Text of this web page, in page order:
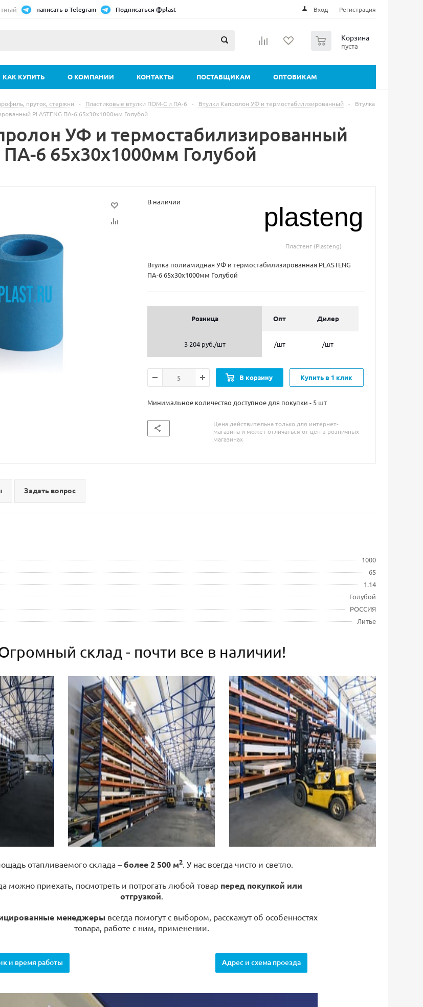
написать в Telegram Подписаться @plast Вход Регистрация
Корзина
пуста
КАК КУПИТЬ О КОМПАНИИ КОНТАКТЫ ПОСТАВЩИКАМ ОПТОВИКАМ
пруток, стержни - Пластиковые втулки ПОМ-С и ПА-6 - Втулки Капролон УФ и термостабилизированный -
Втулка
PLASTENG ПА-6 65х30х1000мм Голубой
УФ и термостабилизированный
ПА-6 65х30х1000мм Голубой
В наличии
Пластенг (Plasteng)
Втулка полиамидная УФ и термостабилизированная PLASTENG
ПА-6 65х30х1000мм Голубой
Розница Опт Дилер
3 204 руб./шт /шт /шт
В корзину Купить в 1 клик
Минимальное количество доступное для покупки - 5 шт
Цена действительна только для интернет-
магазина и может отличаться от цен в розничных
магазинах
Задать вопрос
1000
65
1.14
Голубой
РОССИЯ
Литье
склад - почти все в наличии!
отапливаемого склада – более 2 500 м2. У нас всегда чисто и светло.
можно приехать, посмотреть и потрогать любой товар перед покупкой или
отгрузкой.
менеджеры всегда помогут с выбором, расскажут об особенностях
товара, работе с ним, применении.
и время работы Адрес и схема проезда